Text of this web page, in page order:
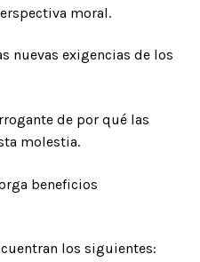
moral.
nuevas exigencias de los
de por qué las
molestia.
beneficios
los siguientes: